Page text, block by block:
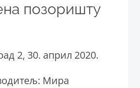
позоришту
2, 30. април 2020.
Мира